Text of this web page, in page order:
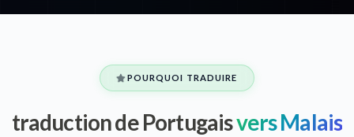
POURQUOI TRADUIRE
traduction de Portugaisvers Malais